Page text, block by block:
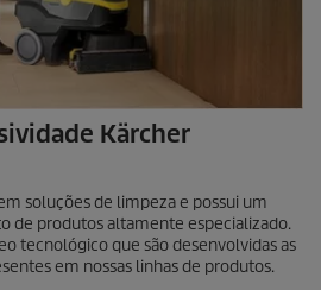
Kärcher
soluções de limpeza e possui um
de produtos altamente especializado.
tecnológico que são desenvolvidas as
em nossas linhas de produtos.